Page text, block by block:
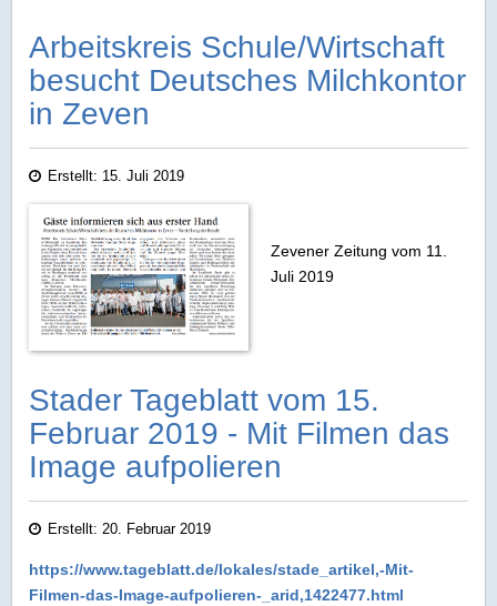
Arbeitskreis Schule/Wirtschaft
besucht Deutsches Milchkontor
in Zeven
Erstellt: 15. Juli 2019
Zevener Zeitung vom 11.
Juli 2019
Stader Tageblatt vom 15.
Februar 2019 - Mit Filmen das
Image aufpolieren
Erstellt: 20. Februar 2019
https://www.tageblatt.de/lokales/stade_artikel,-Mit-
Filmen-das-Image-aufpolieren-_arid,1422477.html